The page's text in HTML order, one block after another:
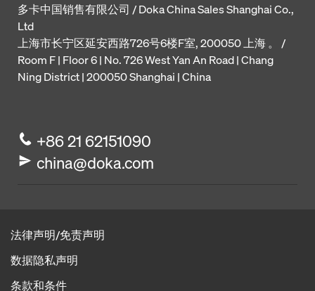
多卡中国销售有限公司 / Doka China Sales Shanghai Co.,
Ltd
上海市长宁区延安西路726号6楼F室, 200050 上海 。 /
Room F | Floor 6 | No. 726 West Yan An Road | Chang
Ning District | 200050 Shanghai | China
+86 21 62151090
china@doka.com
法律声明/免责声明
数据隐私声明
条款和条件